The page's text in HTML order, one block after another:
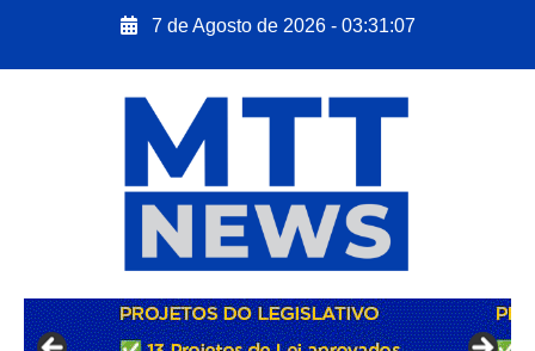
7 de Agosto de 2026 - 03:31:08